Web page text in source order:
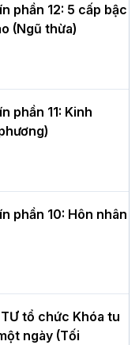
thứ
tân
Hải
phần 12: 5 cấp bậc
(Ngũ thừa)
phần 11: Kinh
phần 10: Hôn nhân
tổ chức Khóa tu
ngày (Tối